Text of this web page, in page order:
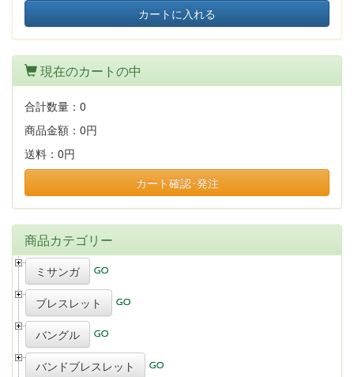
カートに入れる
現在のカートの中
合計数量： 0
商品金額： 0円
送料： 0円
カート確認･発注
商品カテゴリー
ミサンガ
ブレスレット
バングル
バンドブレスレット